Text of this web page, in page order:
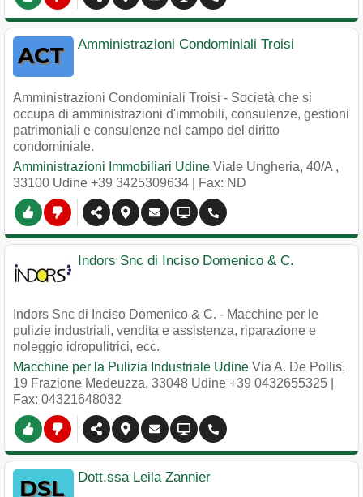
Amministrazioni Condominiali Troisi
Amministrazioni Condominiali Troisi - Società che si
occupa di amministrazioni d'immobili, consulenze, gestioni
patrimoniali e consulenze nel campo del diritto
condominiale.
Amministrazioni Immobiliari Udine Viale Ungheria, 40/A ,
33100 Udine +39 3425309634 | Fax: ND
Indors Snc di Inciso Domenico & C.
Indors Snc di Inciso Domenico & C. - Macchine per le
pulizie industriali, vendita e assistenza, riparazione e
noleggio idropulitrici, ecc.
Macchine per la Pulizia Industriale Udine Via A. De Pollis,
19 Frazione Medeuzza, 33048 Udine +39 0432655325
Fax: 04321648032
Dott.ssa Leila Zannier